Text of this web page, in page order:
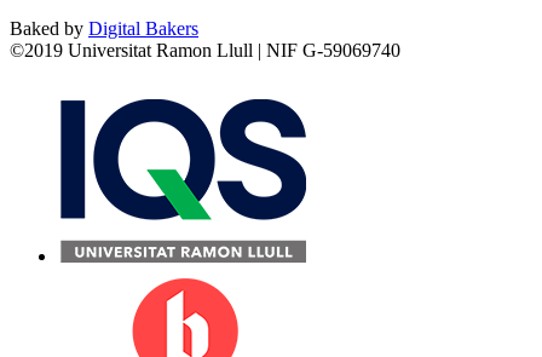
Baked by Digital Bakers
©2019 Universitat Ramon Llull | NIF G-59069740